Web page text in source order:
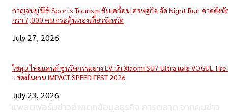
กาญจนบุรีใช้ Sports Tourism ขับเคลื่อนเศรษฐกิจ จัด Night Run คาดดึงนั
กว่า 7,000 คน กระตุ้นท่องเที่ยวจังหวัด
July 27, 2026
ไซลุน ไทยแลนด์ ชูนวัตกรรมยาง EV นำ Xiaomi SU7 Ultra และ VOGUE
แสดงในงาน IMPACT SPEED FEST 2026
July 23, 2026